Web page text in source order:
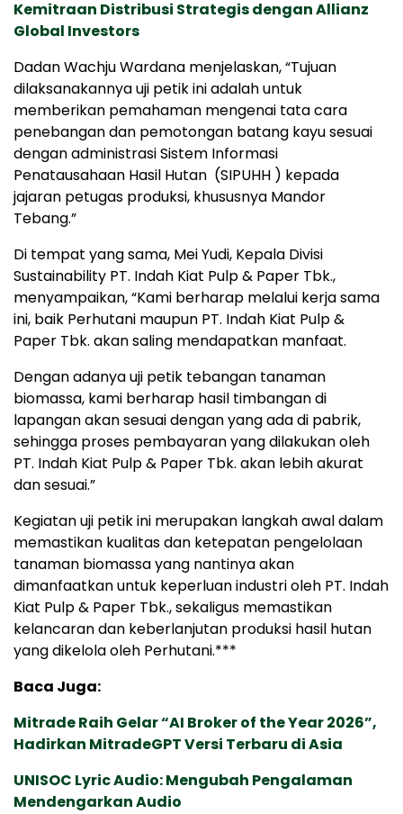
Kemitraan Distribusi Strategis dengan Allianz
Global Investors
Dadan Wachju Wardana menjelaskan, “Tujuan
dilaksanakannya uji petik ini adalah untuk
memberikan pemahaman mengenai tata cara
penebangan dan pemotongan batang kayu sesuai
dengan administrasi Sistem Informasi
Penatausahaan Hasil Hutan (SIPUHH ) kepada
jajaran petugas produksi, khususnya Mandor
Tebang.”
Di tempat yang sama, Mei Yudi, Kepala Divisi
Sustainability PT. Indah Kiat Pulp & Paper Tbk.,
menyampaikan, “Kami berharap melalui kerja sama
ini, baik Perhutani maupun PT. Indah Kiat Pulp &
Paper Tbk. akan saling mendapatkan manfaat.
Dengan adanya uji petik tebangan tanaman
biomassa, kami berharap hasil timbangan di
lapangan akan sesuai dengan yang ada di pabrik,
sehingga proses pembayaran yang dilakukan oleh
PT. Indah Kiat Pulp & Paper Tbk. akan lebih akurat
dan sesuai.”
Kegiatan uji petik ini merupakan langkah awal dalam
memastikan kualitas dan ketepatan pengelolaan
tanaman biomassa yang nantinya akan
dimanfaatkan untuk keperluan industri oleh PT. Indah
Kiat Pulp & Paper Tbk., sekaligus memastikan
kelancaran dan keberlanjutan produksi hasil hutan
yang dikelola oleh Perhutani.***
Baca Juga:
Mitrade Raih Gelar “AI Broker of the Year 2026”,
Hadirkan MitradeGPT Versi Terbaru di Asia
UNISOC Lyric Audio: Mengubah Pengalaman
Mendengarkan Audio